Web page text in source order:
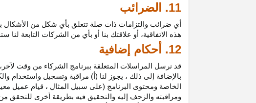
11. الضرائب
أي ضرائب والتزامات ذات صلة تتعلق بأي شكل من الأشكال
هذه الاتفاقية، أو علاقتك بنا أو بأي من الشركات التابعة لنا
12. أحكام إضافية
قد نرسل المراسلات المتعلقة ببرنامج الشركاء من وقت
بالإضافة إلى ذلك ، يجوز لنا (أ) مراقبة وتسجيل
الخاصة ومحتوى البرنامج (على سبيل المثال ، قيام
ومراقبته والزحف إليه والتحقيق فيه بطريقة أخرى للتحقق